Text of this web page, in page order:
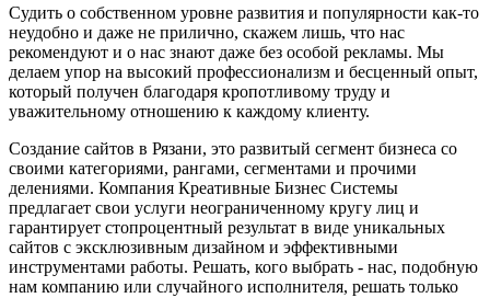
Судить о собственном уровне развития и популярности как-то
неудобно и даже не прилично, скажем лишь, что нас
рекомендуют и о нас знают даже без особой рекламы. Мы
делаем упор на высокий профессионализм и бесценный опыт,
который получен благодаря кропотливому труду и
уважительному отношению к каждому клиенту.
Создание сайтов в Рязани, это развитый сегмент бизнеса со
своими категориями, рангами, сегментами и прочими
делениями. Компания Креативные Бизнес Системы
предлагает свои услуги неограниченному кругу лиц и
гарантирует стопроцентный результат в виде уникальных
сайтов с эксклюзивным дизайном и эффективными
инструментами работы. Решать, кого выбрать - нас, подобную
нам компанию или случайного исполнителя, решать только